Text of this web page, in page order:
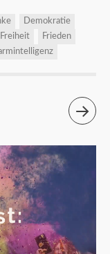
Demokratie
Freiheit
Frieden